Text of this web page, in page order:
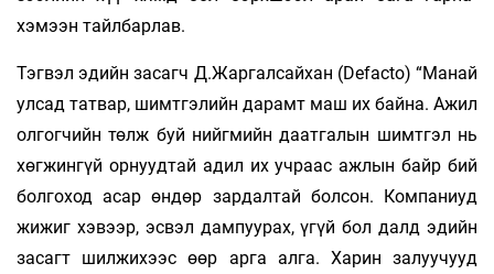
хэмээн тайлбарлав.
Тэгвэл эдийн засагч Д.Жаргалсайхан (Defacto) “Манай
улсад татвар, шимтгэлийн дарамт маш их байна. Ажил
олгогчийн төлж буй нийгмийн даатгалын шимтгэл нь
хөгжингүй орнуудтай адил их учраас ажлын байр бий
болгоход асар өндөр зардалтай болсон. Компаниуд
жижиг хэвээр, эсвэл дампуурах, үгүй бол далд эдийн
засагт шилжихээс өөр арга алга. Харин залуучууд